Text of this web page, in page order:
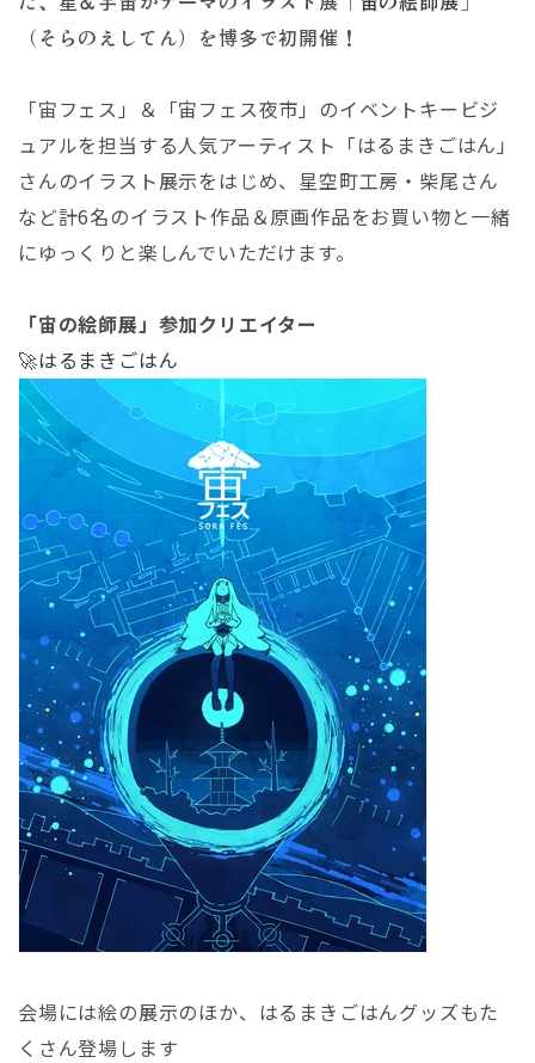
（そらのえしてん）を博多で初開催！
「宙フェス」＆「宙フェス夜市」のイベントキービジ
ュアルを担当する人気アーティスト「はるまきごはん」
さんのイラスト展示をはじめ、星空町工房・柴尾さん
など計6名のイラスト作品＆原画作品をお買い物と一緒
にゆっくりと楽しんでいただけます。
「宙の絵師展」参加クリエイター
🚀はるまきごはん
会場には絵の展示のほか、はるまきごはんグッズもた
くさん登場します